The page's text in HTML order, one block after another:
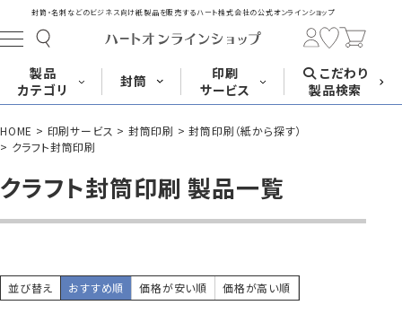
封筒・名刺などのビジネス向け紙製品を販売するハート株式会社の公式オンラインショップ
製品
カテゴリ
封筒をサイズ
封筒を紙・特徴
封筒印刷
封筒
長形封筒 角形封筒 洋形封筒
長3封筒 長3窓封筒 長4封筒
印刷
サービス
こだわり
製品検索
HOME 印刷サービス 封筒印刷
封筒印刷（紙から探す）
クラフト封筒印刷
クラフト封筒印刷 製品一覧
並び替え おすすめ順 価格が安い順 価格が高い順